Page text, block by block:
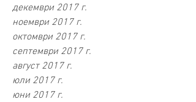
декември 2017 г.
ноември 2017 г.
октомври 2017 г.
септември 2017 г.
август 2017 г.
юли 2017 г.
юни 2017 г.